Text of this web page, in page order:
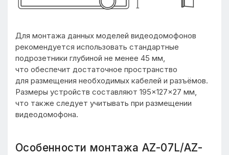
Для монтажа данных моделей видеодомофонов
рекомендуется использовать стандартные
подрозетники глубиной не менее 45 мм,
что обеспечит достаточное пространство
для размещения необходимых кабелей и разъёмов.
Размеры устройств составляют 195×127×27 мм,
что также следует учитывать при размещении
видеодомофона.
Особенности монтажа AZ-07L/AZ-